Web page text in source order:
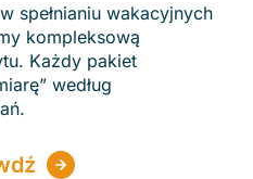
spełnianiu wakacyjnych
kompleksową
Każdy pakiet
według